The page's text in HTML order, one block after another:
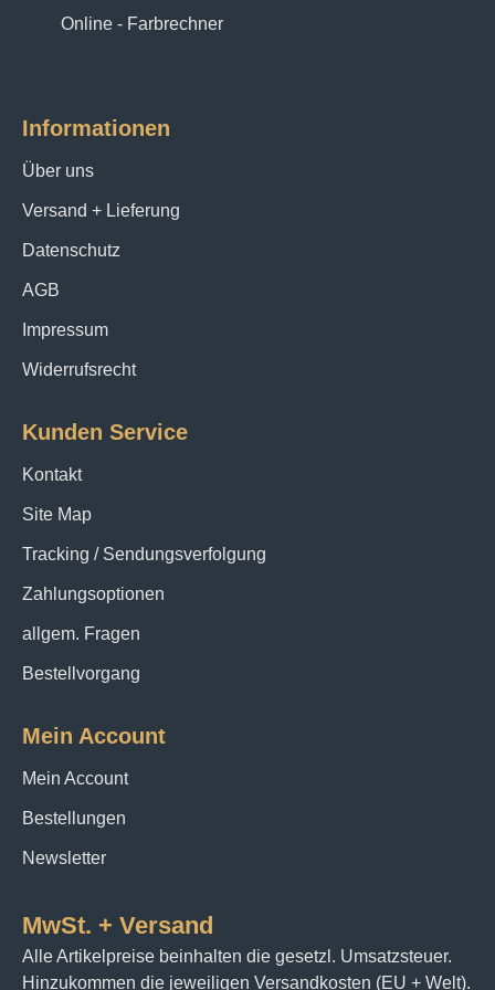
Greenund erleben Sie, wie er Ihr Leben mit seiner
Online - Farbrechner
Informationen
Über uns
Versand + Lieferung
Datenschutz
AGB
Impressum
Widerrufsrecht
Kunden Service
Kontakt
Site Map
Tracking / Sendungsverfolgung
Zahlungsoptionen
allgem. Fragen
Bestellvorgang
Mein Account
Mein Account
Bestellungen
Newsletter
MwSt. + Versand
Alle Artikelpreise beinhalten die gesetzl. Umsatzsteuer.
Hinzukommen die jeweiligen Versandkosten (EU + Welt).